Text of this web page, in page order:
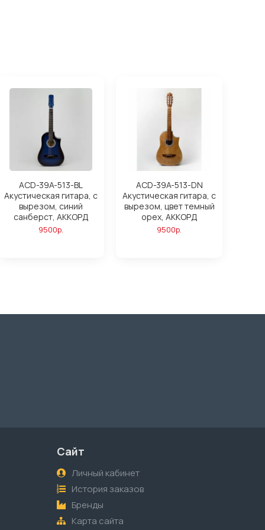
ACD-39A-513-BL
Акустическая гитара, с
вырезом, синий
санберст, АККОРД
9500р.
ACD-39A-513-DN
Акустическая гитара, с
вырезом, цвет темный
орех, АККОРД
9500р.
Сайт
Личный кабинет
История заказов
Бренды
Карта сайта